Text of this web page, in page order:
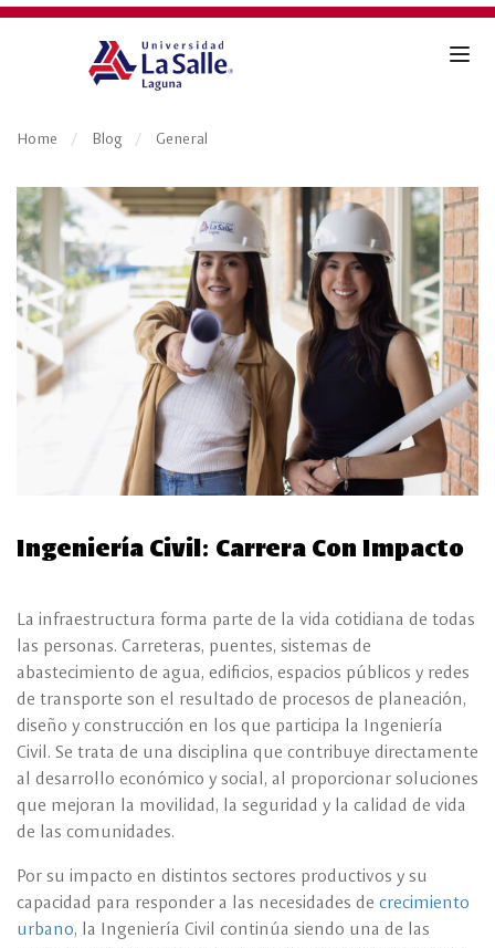
Home Blog General
Ingeniería Civil: Carrera Con Impacto
La infraestructura forma parte de la vida cotidiana de todas
las personas. Carreteras, puentes, sistemas de
abastecimiento de agua, edificios, espacios públicos y redes
de transporte son el resultado de procesos de planeación,
diseño y construcción en los que participa la Ingeniería
Civil. Se trata de una disciplina que contribuye directamente
al desarrollo económico y social, al proporcionar soluciones
que mejoran la movilidad, la seguridad y la calidad de vida
de las comunidades.
Por su impacto en distintos sectores productivos y su
capacidad para responder a las necesidades de crecimiento
urbano, la Ingeniería Civil continúa siendo una de las